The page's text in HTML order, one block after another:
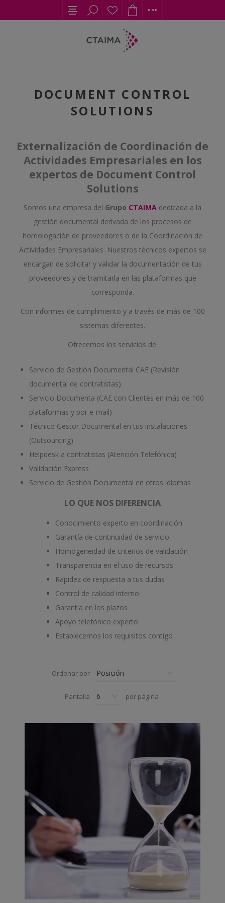
DOCUMENT CONTROL
SOLUTIONS
Externalización de Coordinación de
Actividades Empresariales en los
expertos de Document Control
Solutions
Somos una empresa del Grupo CTAIMA dedicada a la
gestión documental derivada de los procesos de
homologación de proveedores o de la Coordinación de
Actividades Empresariales. Nuestros técnicos expertos se
encargan de solicitar y validar la documentación de tus
proveedores y de tramitarla en las plataformas que
corresponda.
Con informes de cumplimiento y a través de más de 100
sistemas diferentes.
Ofrecemos los servicios de:
Servicio de Gestión Documental CAE (Revisión
documental de contratistas)
Servicio Documenta (CAE con Clientes en más de 100
plataformas y por e-mail)
Técnico Gestor Documental en tus instalaciones
(Outsourcing)
Helpdesk a contratistas (Atención Telefónica)
Validación Express
Servicio de Gestión Documental en otros idiomas
LO QUE NOS DIFERENCIA
Conocimiento experto en coordinación
Garantía de continuidad de servicio
Homogeneidad de criterios de validación
Transparencia en el uso de recursos
Rapidez de respuesta a tus dudas
Control de calidad interno
Garantía en los plazos
Apoyo telefónico experto
Establecemos los requisitos contigo
Ordenar por
Pantalla por página